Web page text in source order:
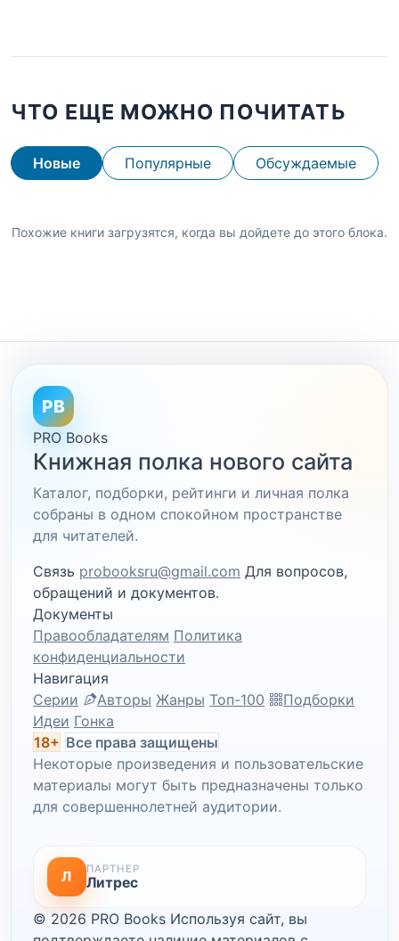
ЧТО ЕЩЕ МОЖНО ПОЧИТАТЬ
Новые Популярные Обсуждаемые
Похожие книги загрузятся, когда вы дойдете до этого блока.
PB
PRO Books
Книжная полка нового сайта
Каталог, подборки, рейтинги и личная полка
собраны в одном спокойном пространстве
для читателей.
Связь probooksru@gmail.com Для вопросов,
обращений и документов.
Документы
Правообладателям Политика
конфиденциальности
Навигация
Серии
Авторы Жанры Топ-100
Подборки
Идеи Гонка
18+ Все права защищены
Некоторые произведения и пользовательские
материалы могут быть предназначены только
для совершеннолетней аудитории.
Л ПАРТНЕР
Литрес
© 2026 PRO Books Используя сайт, вы